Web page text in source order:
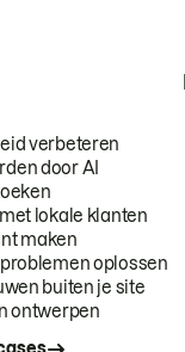
verbeteren
door AI
lokale klanten
maken
oplossen
buiten je site
ontwerpen